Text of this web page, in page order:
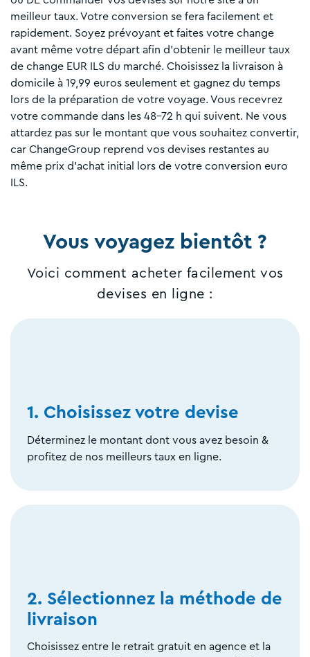
meilleur taux. Votre conversion se fera facilement et
rapidement. Soyez prévoyant et faites votre change
avant même votre départ afin d’obtenir le meilleur taux
de change EUR ILS du marché. Choisissez la livraison à
domicile à 19,99 euros seulement et gagnez du temps
lors de la préparation de votre voyage. Vous recevrez
votre commande dans les 48-72 h qui suivent. Ne vous
attardez pas sur le montant que vous souhaitez convertir,
car ChangeGroup reprend vos devises restantes au
même prix d’achat initial lors de votre conversion euro
ILS.
Vous voyagez bientôt ?
Voici comment acheter facilement vos
devises en ligne :
1. Choisissez votre devise
Déterminez le montant dont vous avez besoin &
profitez de nos meilleurs taux en ligne.
2. Sélectionnez la méthode de
livraison
Choisissez entre le retrait gratuit en agence et la